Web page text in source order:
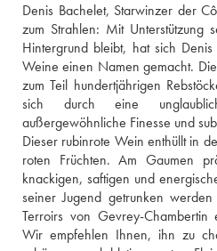
Denis Bachelet, Starwinzer der
zum Strahlen: Mit Unterstützung
Hintergrund bleibt, hat sich
Weine einen Namen gemacht.
zum Teil hundertjährigen
sich durch eine
außergewöhnliche Finesse und
Dieser rubinrote Wein enthüllt in
roten Früchten. Am Gaumen
knackigen, saftigen und
seiner Jugend getrunken
Terroirs von Gevrey-Chambertin
Wir empfehlen Ihnen, ihn zu